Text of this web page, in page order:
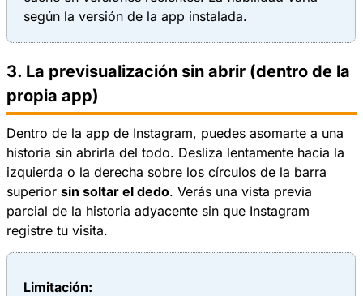
según la versión de la app instalada.
3. La previsualización sin abrir (dentro de la
propia app)
Dentro de la app de Instagram, puedes asomarte a una
historia sin abrirla del todo. Desliza lentamente hacia la
izquierda o la derecha sobre los círculos de la barra
superior sin soltar el dedo. Verás una vista previa
parcial de la historia adyacente sin que Instagram
registre tu visita.
Limitación: